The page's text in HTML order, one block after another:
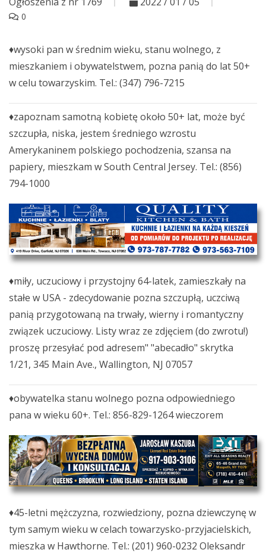
0
♦wysoki pan w średnim wieku, stanu wolnego, z
mieszkaniem i obywatelstwem, pozna panią do lat 50+
w celu towarzyskim. Tel.: (347) 796-7215
♦zapoznam samotną kobietę około 50+ lat, może być
szczupła, niska, jestem średniego wzrostu
Amerykaninem polskiego pochodzenia, szansa na
papiery, mieszkam w South Central Jersey. Tel.: (856)
794-1000
♦miły, uczuciowy i przystojny 64-latek, zamieszkały na
stałe w USA - zdecydowanie pozna szczupłą, uczciwą
panią przygotowaną na trwały, wierny i romantyczny
związek uczuciowy. Listy wraz ze zdjęciem (do zwrotu!)
proszę przesyłać pod adresem" "abecadło" skrytka
1/21, 345 Main Ave., Wallington, NJ 07057
♦obywatelka stanu wolnego pozna odpowiedniego
pana w wieku 60+. Tel.: 856-829-1264 wieczorem
♦45-letni mężczyzna, rozwiedziony, pozna dziewczynę w
tym samym wieku w celach towarzysko-przyjacielskich,
mieszka w Hawthorne. Tel.: (201) 960-0232 Oleksandr